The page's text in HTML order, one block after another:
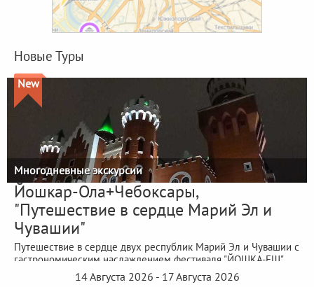
Новые Туры
New
Многодневные экскурсии
Йошкар-Ола+Чебоксары,
"Путешествие в сердце Марий Эл и
Чувашии"
Путешествие в сердце двух республик Марий Эл и Чувашии с
гастрономическим наслаждением фестиваля "ЙОШКА-ЕШ"
14 Августа 2026 - 17 Августа 2026